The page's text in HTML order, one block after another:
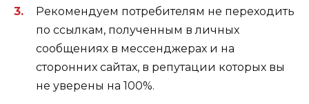
Рекомендуем потребителям не переходить
по ссылкам, полученным в личных
сообщениях в мессенджерах и на
сторонних сайтах, в репутации которых вы
не уверены на 100%.